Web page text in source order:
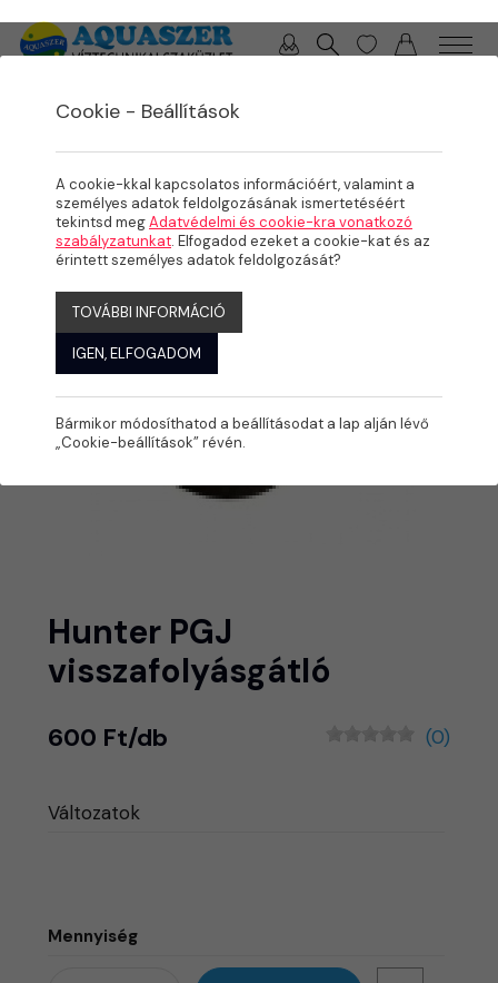
Hunter PGJ
visszafolyásgátló
600 Ft/db (0)
Változatok
Mennyiség
Cookie - Beállítások
A cookie-kkal kapcsolatos információért, valamint a
személyes adatok feldolgozásának ismertetéséért
tekintsd megAdatvédelmi és cookie-kra vonatkozó
szabályzatunkat. Elfogadod ezeket a cookie-kat és az
érintett személyes adatok feldolgozását?
TOVÁBBI INFORMÁCIÓ
IGEN, ELFOGADOM
Bármikor módosíthatod a beállításodat a lap alján lévő
„Cookie-beállítások” révén.